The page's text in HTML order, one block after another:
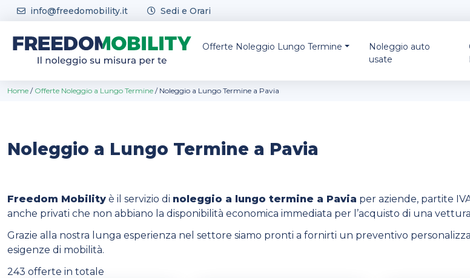
Skip to content
info@freedomobility.it Sedi e Orari
Offerte Noleggio Lungo Termine
Noleggio auto
usate
Home / Offerte Noleggio a Lungo Termine / Noleggio a Lungo Termine a Pavia
Noleggio a Lungo Termine a Pavia
Freedom Mobility è il servizio di noleggio a lungo termine a Pavia per aziende, partite
anche privati che non abbiano la disponibilità economica immediata per l’acquisto di una
Grazie alla nostra lunga esperienza nel settore siamo pronti a fornirti un preventivo
esigenze di mobilità.
243 offerte in totale